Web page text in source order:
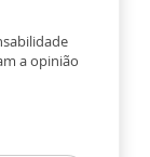
a opinião